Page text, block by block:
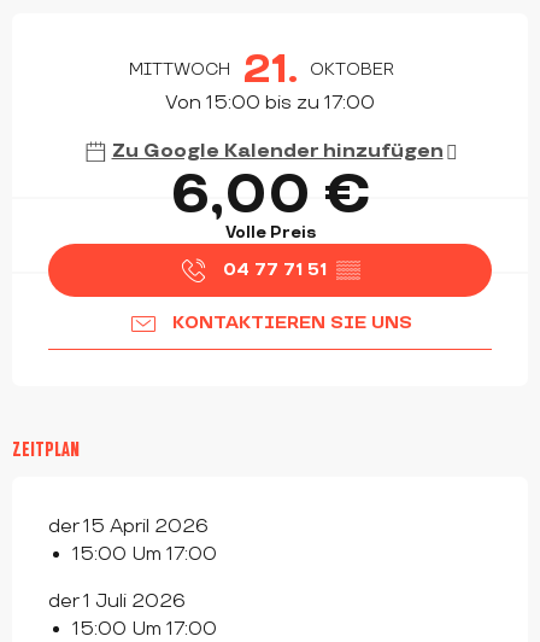
MITTWOCH 21. OKTOBER
Von 15:00 bis zu 17:00
Zu Google Kalender hinzufügen
6,00 €
Volle Preis
04 77 71 51 ▒▒
KONTAKTIEREN SIE UNS
ZEITPLAN
der 15 April 2026
15:00 Um 17:00
der 1 Juli 2026
15:00 Um 17:00